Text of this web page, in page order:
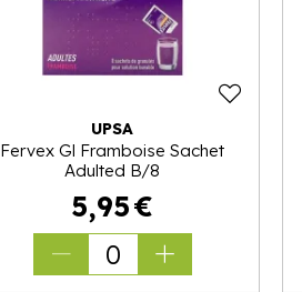
UPSA
Fervex Gl Framboise Sachet
Adulted B/8
5,95€
0